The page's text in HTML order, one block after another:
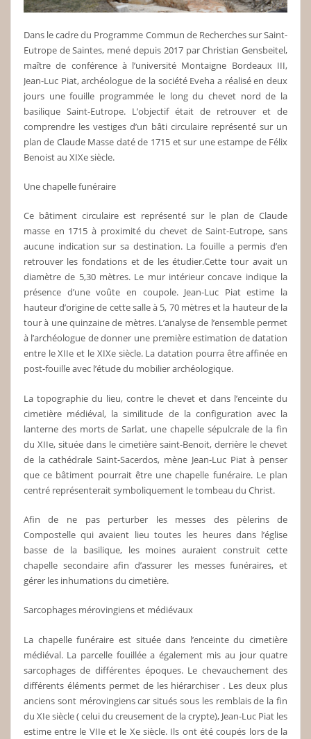
Dans le cadre du Programme Commun de Recherches sur Saint-
Eutrope de Saintes, mené depuis 2017 par Christian Gensbeitel,
maître de conférence à l’université Montaigne Bordeaux III,
Jean-Luc Piat, archéologue de la société Eveha a réalisé en deux
jours une fouille programmée le long du chevet nord de la
basilique Saint-Eutrope. L’objectif était de retrouver et de
comprendre les vestiges d’un bâti circulaire représenté sur un
plan de Claude Masse daté de 1715 et sur une estampe de Félix
Benoist au XIXe siècle.
Une chapelle funéraire
Ce bâtiment circulaire est représenté sur le plan de Claude
masse en 1715 à proximité du chevet de Saint-Eutrope, sans
aucune indication sur sa destination. La fouille a permis d’en
retrouver les fondations et de les étudier.Cette tour avait un
diamètre de 5,30 mètres. Le mur intérieur concave indique la
présence d’une voûte en coupole. Jean-Luc Piat estime la
hauteur d’origine de cette salle à 5, 70 mètres et la hauteur de la
tour à une quinzaine de mètres. L’analyse de l’ensemble permet
à l’archéologue de donner une première estimation de datation
entre le XIIe et le XIXe siècle. La datation pourra être affinée en
post-fouille avec l’étude du mobilier archéologique.
La topographie du lieu, contre le chevet et dans l’enceinte du
cimetière médiéval, la similitude de la configuration avec la
lanterne des morts de Sarlat, une chapelle sépulcrale de la fin
du XIIe, située dans le cimetière saint-Benoit, derrière le chevet
de la cathédrale Saint-Sacerdos, mène Jean-Luc Piat à penser
que ce bâtiment pourrait être une chapelle funéraire. Le plan
centré représenterait symboliquement le tombeau du Christ.
Afin de ne pas perturber les messes des pèlerins de
Compostelle qui avaient lieu toutes les heures dans l’église
basse de la basilique, les moines auraient construit cette
chapelle secondaire afin d’assurer les messes funéraires, et
gérer les inhumations du cimetière.
Sarcophages mérovingiens et médiévaux
La chapelle funéraire est située dans l’enceinte du cimetière
médiéval. La parcelle fouillée a également mis au jour quatre
sarcophages de différentes époques. Le chevauchement des
différents éléments permet de les hiérarchiser . Les deux plus
anciens sont mérovingiens car situés sous les remblais de la fin
du XIe siècle ( celui du creusement de la crypte), Jean-Luc Piat les
estime entre le VIIe et le Xe siècle. Ils ont été coupés lors de la